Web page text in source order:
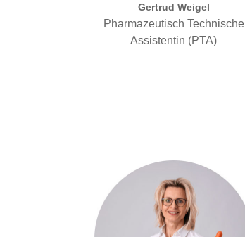
Gertrud Weigel
Pharmazeutisch Technische
Assistentin (PTA)